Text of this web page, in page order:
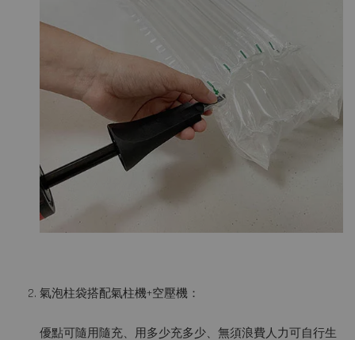
氣泡柱袋搭配氣柱機+空壓機：
優點可隨用隨充、用多少充多少、無須浪費人力可自行生